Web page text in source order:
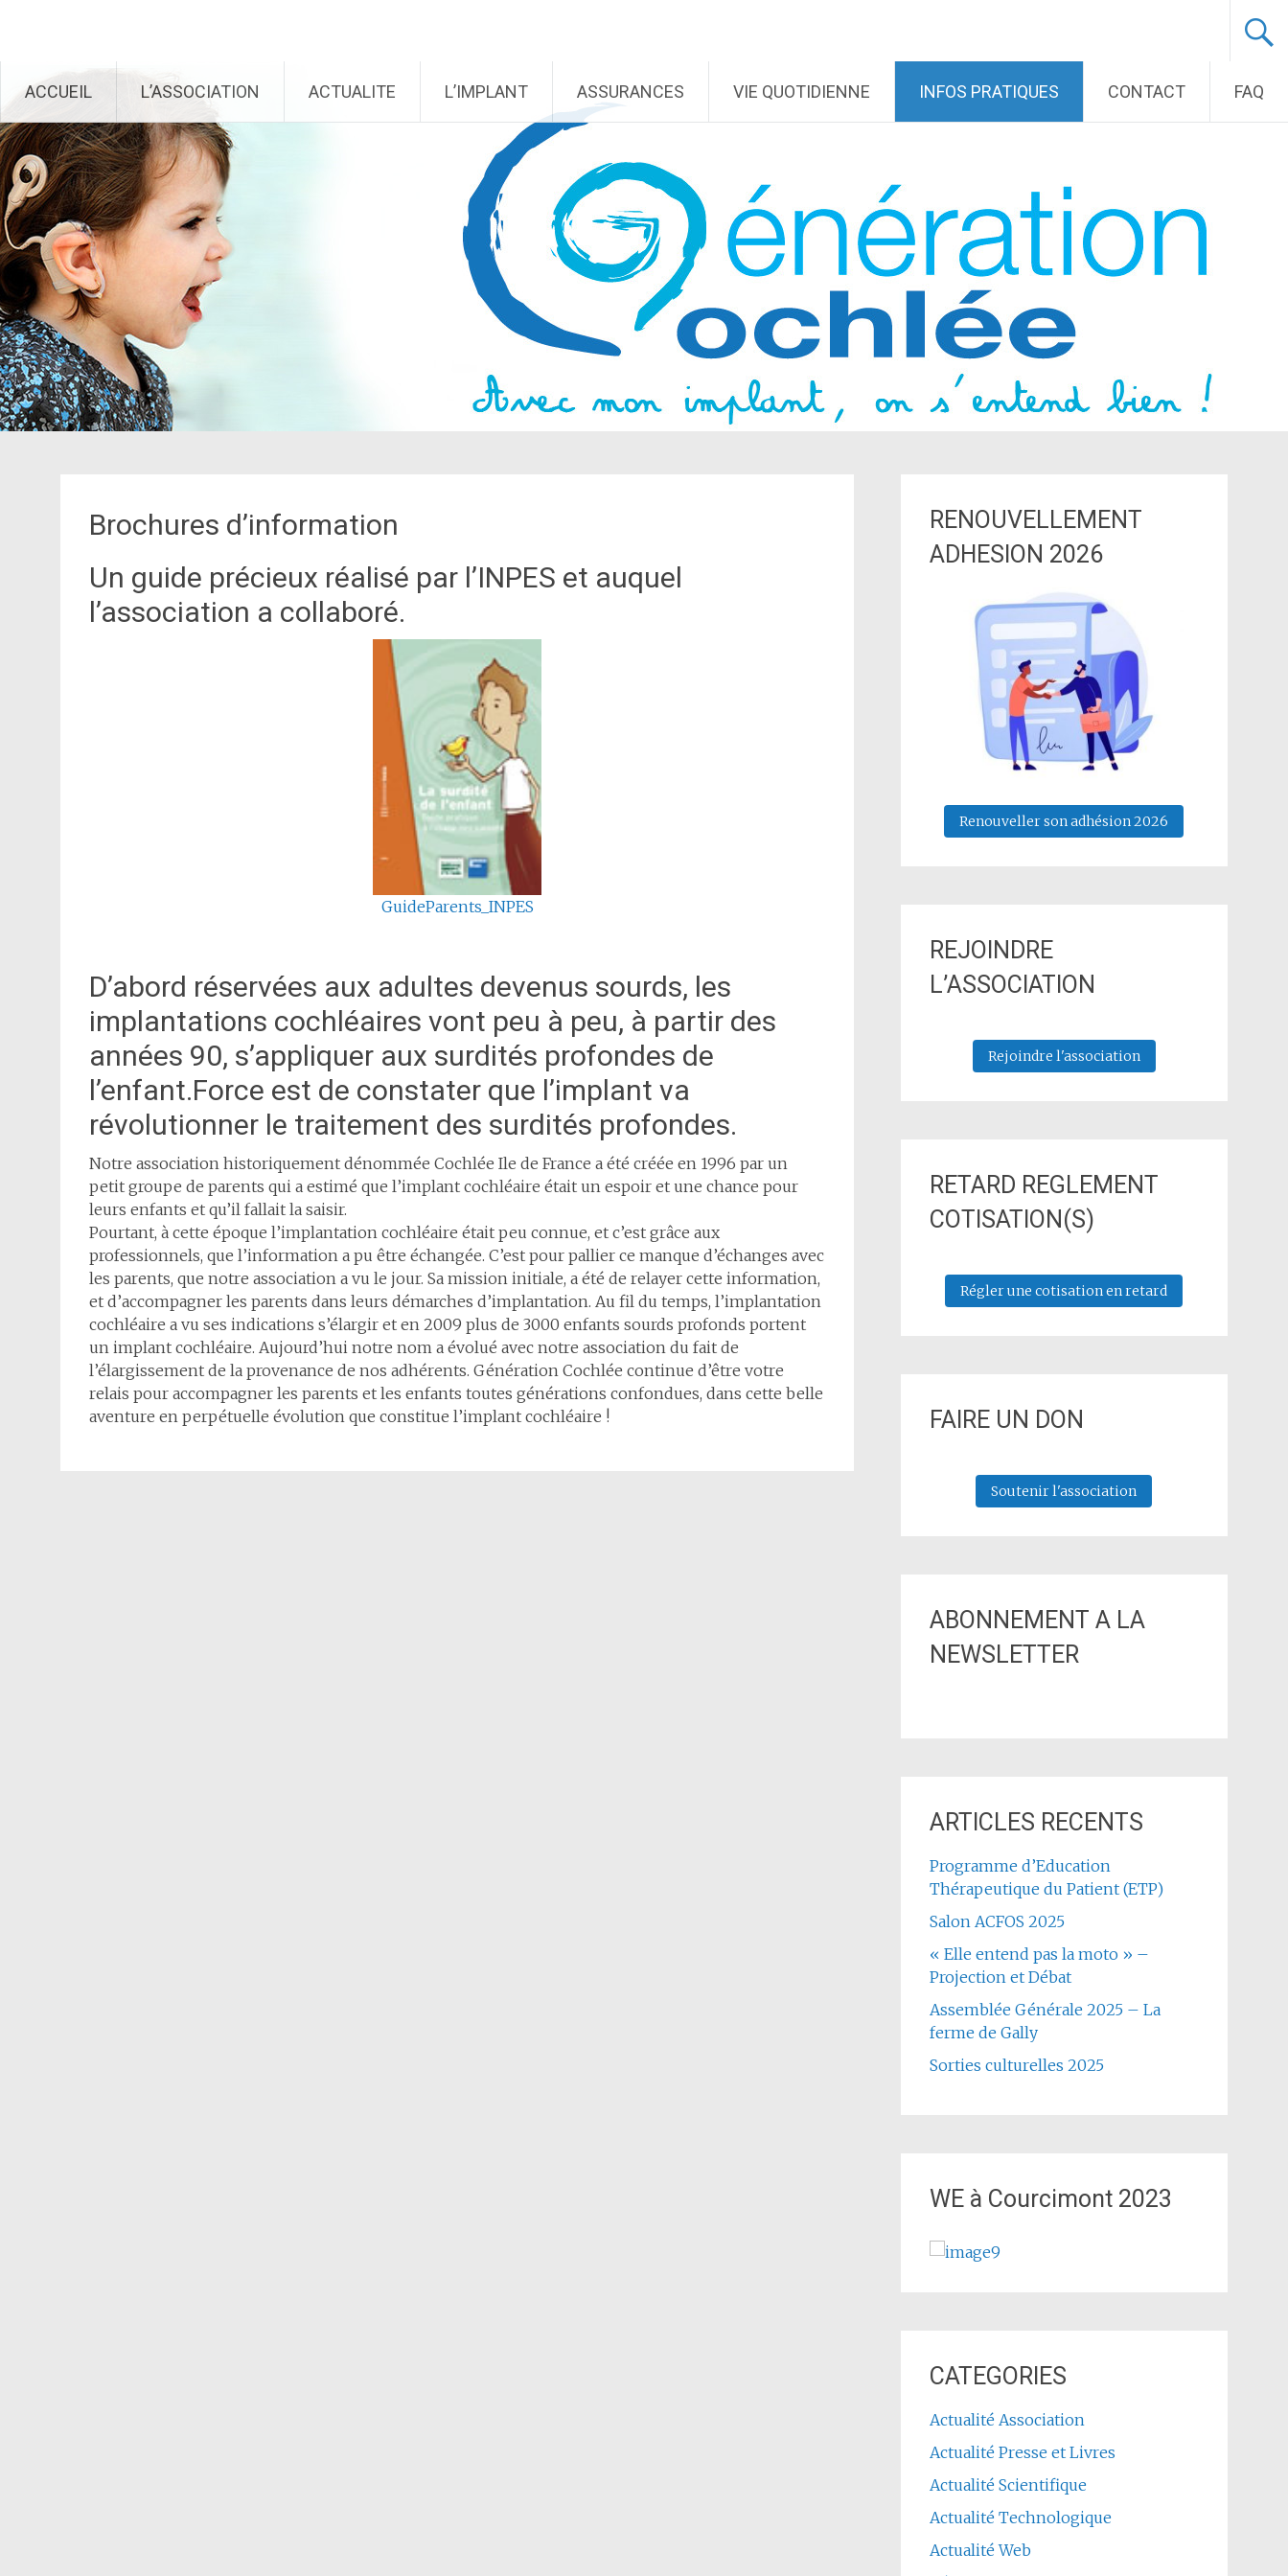
Aller au contenu principal
ACCUEIL L’ASSOCIATION ACTUALITE L’IMPLANT ASSURANCES VIE QUOTIDIENNE INFOS PRATIQUES CONTACT FAQ
Brochures d’information
Un guide précieux réalisé par l’INPES et auquel
l’association a collaboré.
GuideParents_INPES
D’abord réservées aux adultes devenus sourds, les
implantations cochléaires vont peu à peu, à partir des
années 90, s’appliquer aux surdités profondes de
l’enfant.Force est de constater que l’implant va
révolutionner le traitement des surdités profondes.
Notre association historiquement dénommée Cochlée Ile de France a été créée en 1996 par un
petit groupe de parents qui a estimé que l’implant cochléaire était un espoir et une chance pour
leurs enfants et qu’il fallait la saisir.
Pourtant, à cette époque l’implantation cochléaire était peu connue, et c’est grâce aux
professionnels, que l’information a pu être échangée. C’est pour pallier ce manque d’échanges avec
les parents, que notre association a vu le jour. Sa mission initiale, a été de relayer cette information,
et d’accompagner les parents dans leurs démarches d’implantation. Au fil du temps, l’implantation
cochléaire a vu ses indications s’élargir et en 2009 plus de 3000 enfants sourds profonds portent
un implant cochléaire. Aujourd’hui notre nom a évolué avec notre association du fait de
l’élargissement de la provenance de nos adhérents. Génération Cochlée continue d’être votre
relais pour accompagner les parents et les enfants toutes générations confondues, dans cette belle
aventure en perpétuelle évolution que constitue l’implant cochléaire !
RENOUVELLEMENT
ADHESION 2026
Renouveller son adhésion 2026
REJOINDRE
L’ASSOCIATION
Rejoindre l'association
RETARD REGLEMENT
COTISATION(S)
Régler une cotisation en retard
FAIRE UN DON
Soutenir l'association
ABONNEMENT A LA
NEWSLETTER
ARTICLES RECENTS
Programme d’Education
Thérapeutique du Patient (ETP)
Salon ACFOS 2025
« Elle entend pas la moto » –
Projection et Débat
Assemblée Générale 2025 – La
ferme de Gally
Sorties culturelles 2025
WE à Courcimont 2023
CATEGORIES
Actualité Association
Actualité Presse et Livres
Actualité Scientifique
Actualité Technologique
Actualité Web